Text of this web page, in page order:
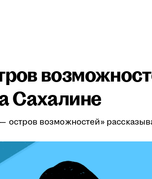
Сахалине
возможностей»